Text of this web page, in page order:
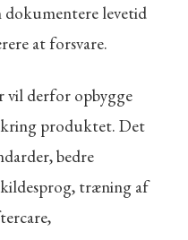
dokumentere levetid
at forsvare.
vil derfor opbygge
produktet. Det
bedre
træning af